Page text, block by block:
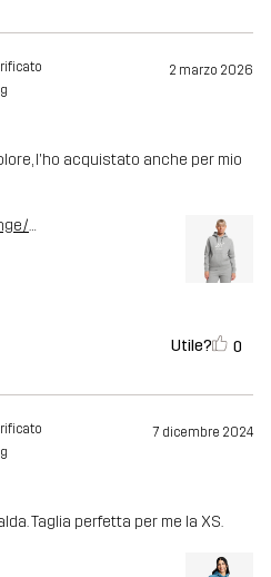
2 marzo 2026
l'ho acquistato anche per mio
Grey Melange/Oatmeal
Utile? 0
7 dicembre 2024
Taglia perfetta per me la XS.